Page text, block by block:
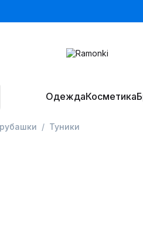
ОдеждаКосметика
Туники